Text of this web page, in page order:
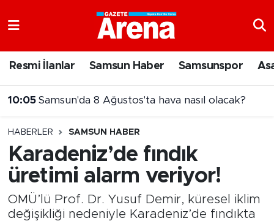
Resmi İlanlar Samsun Haber Samsunspor
09:58 gazetearena.com ekibi Mert Irmağı projesini sordu
HABERLER SAMSUN HABER
Karadeniz’de fındık
üretimi alarm veriyor!
OMÜ’lü Prof. Dr. Yusuf Demir, küresel iklim
değişikliği nedeniyle Karadeniz’de fındıkta
Samsun Namaz Vakitleri
Süper Lig Puan Durumu ve Fikstür
Tüm Manşetler